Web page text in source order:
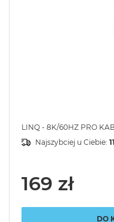
LINQ - 8K/60HZ PRO
Najszybciej u Ciebie:
169 zł
DO